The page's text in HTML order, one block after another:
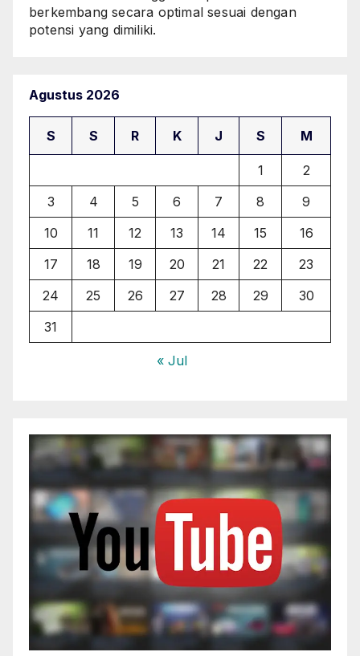
berkembang secara optimal sesuai dengan
potensi yang dimiliki.
Agustus 2026
S S R K J S M
1
2
3
4 5 6 7 8
9
10
11 12 13 14 15
16
17
18 19 20 21 22
23
24
25 26 27 28 29
30
31
« Jul